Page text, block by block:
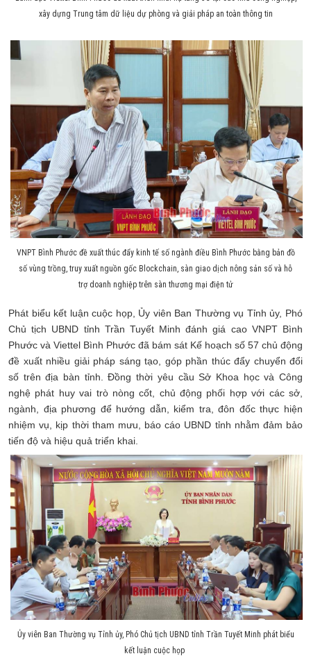
xây dựng Trung tâm dữ liệu dự phòng và giải pháp an toàn thông tin
VNPT Bình Phước đề xuất thúc đẩy kinh tế số ngành điều Bình Phước bằng bản đồ
số vùng trồng, truy xuất nguồn gốc Blockchain, sàn giao dịch nông sản số và hỗ
trợ doanh nghiệp trên sàn thương mại điện tử
Phát biểu kết luận cuộc họp, Ủy viên Ban Thường vụ Tỉnh ủy, Phó
Chủ tịch UBND tỉnh Trần Tuyết Minh đánh giá cao VNPT Bình
Phước và Viettel Bình Phước đã bám sát Kế hoạch số 57 chủ động
đề xuất nhiều giải pháp sáng tạo, góp phần thúc đẩy chuyển đổi
số trên địa bàn tỉnh. Đồng thời yêu cầu Sở Khoa học và Công
nghệ phát huy vai trò nòng cốt, chủ động phối hợp với các sở,
ngành, địa phương để hướng dẫn, kiểm tra, đôn đốc thực hiện
nhiệm vụ, kịp thời tham mưu, báo cáo UBND tỉnh nhằm đảm bảo
tiến độ và hiệu quả triển khai.
Ủy viên Ban Thường vụ Tỉnh ủy, Phó Chủ tịch UBND tỉnh Trần Tuyết Minh phát biểu
kết luận cuộc họp